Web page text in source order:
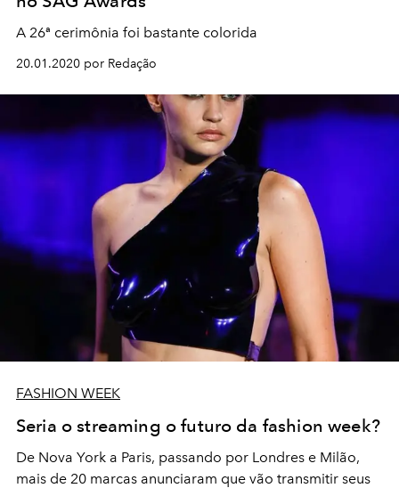
A 26ª cerimônia foi bastante colorida
20.01.2020 por Redação
FASHION WEEK
Seria o streaming o futuro da fashion week?
De Nova York a Paris, passando por Londres e Milão,
mais de 20 marcas anunciaram que vão transmitir seus